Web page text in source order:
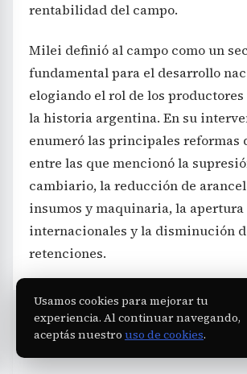
rentabilidad del campo.
Milei definió al campo como un
fundamental para el desarrollo
elogiando el rol de los productores
la historia argentina. En su
enumeró las principales reformas
entre las que mencionó la
cambiario, la reducción de
insumos y maquinaria, la apertura
internacionales y la disminución
retenciones.
Usamos cookies para mejorar tu
experiencia. Al continuar navegando,
aceptás nuestro uso de cookies.